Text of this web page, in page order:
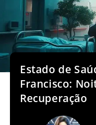
Estado de
Francisco:
Recuperação